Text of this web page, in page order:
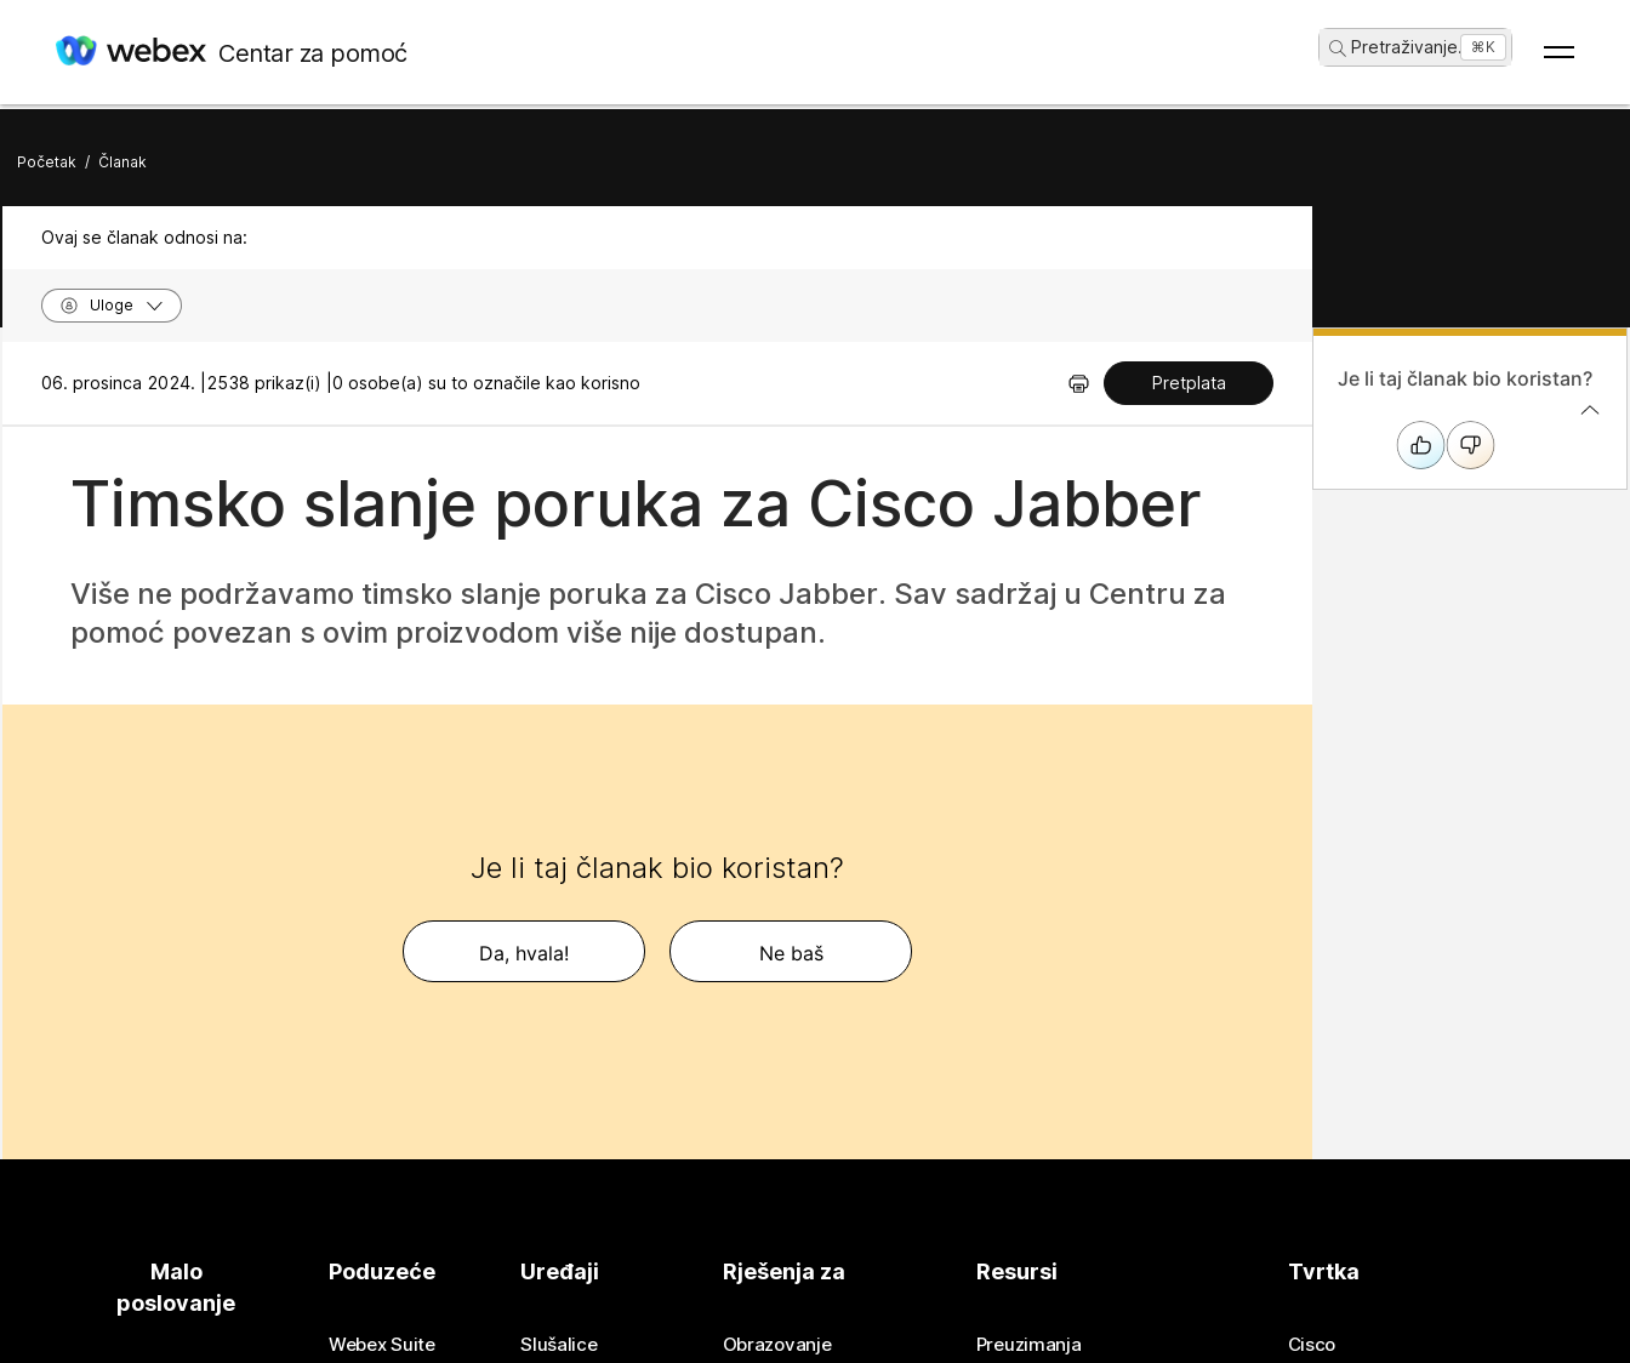
Centar za pomoć Pretraživanje... ⌘K
Početak / Članak
Ovaj se članak odnosi na:
Uloge
06. prosinca 2024. | 2538 prikaz(i) | 0 osobe(a) su to označile kao korisno Pretplata
Timsko slanje poruka za Cisco Jabber
Više ne podržavamo timsko slanje poruka za Cisco Jabber. Sav sadržaj u Centru za
pomoć povezan s ovim proizvodom više nije dostupan.
Je li taj članak bio koristan?
Da, hvala! Ne baš
Je li taj članak bio koristan?
Malo
poslovanje
Poduzeće
Webex Suite
Uređaji
Slušalice
Rješenja za
Obrazovanje
Resursi
Preuzimanja
Tvrtka
Cisco